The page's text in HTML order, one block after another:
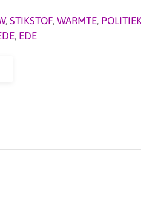
, STIKSTOF, WARMTE, POLITIEK
, EDE